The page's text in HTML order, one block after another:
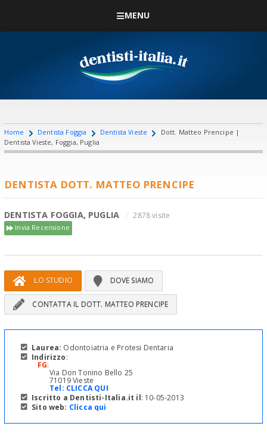
MENU
Home Dentista Foggia Dentista Vieste
Dott. Matteo Prencipe |
Dentista Vieste, Foggia, Puglia
DENTISTA DOTT. MATTEO PRENCIPE
DENTISTA FOGGIA, PUGLIA 2878 visite
Invia Recensione
LO STUDIO DOVE SIAMO
CONTATTA IL DOTT. MATTEO PRENCIPE
Laurea: Odontoiatria e Protesi Dentaria
Indirizzo:
FG:
Via Don Tonino Bello 25
71019 Vieste
Tel: CLICCA QUI
Iscritto a Dentisti-Italia.it il: 10-05-2013
Sito web: Clicca qui